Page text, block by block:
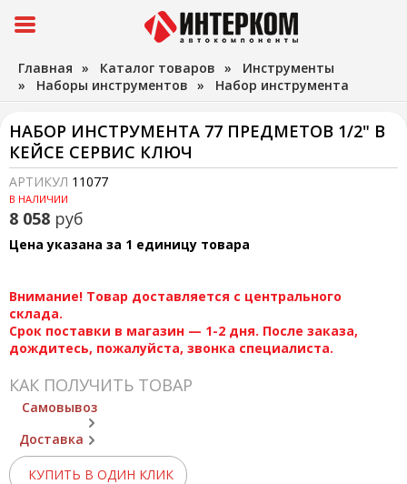
Главная » Каталог товаров » Инструменты
» Наборы инструментов » Набор инструмента
НАБОР ИНСТРУМЕНТА 77 ПРЕДМЕТОВ 1/2" В
КЕЙСЕ СЕРВИС КЛЮЧ
АРТИКУЛ 11077
В НАЛИЧИИ
8 058 руб
Цена указана за 1 единицу товара
Внимание! Товар доставляется с центрального
склада.
Срок поставки в магазин — 1-2 дня. После заказа,
дождитесь, пожалуйста, звонка специалиста.
КАК ПОЛУЧИТЬ ТОВАР
Самовывоз
Доставка
КУПИТЬ В ОДИН КЛИК